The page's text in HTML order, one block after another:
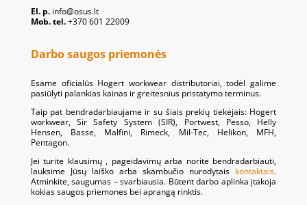
El. p.info@osus.lt
Mob. tel.+370 601 22009
Darbo saugos priemonės
Esame oficialūs Hogert workwear distributoriai, todėl galime
pasiūlyti palankias kainas ir greitesnius pristatymo terminus.
Taip pat bendradarbiaujame ir su šiais prekių tiekėjais: Hogert
workwear, Sir Safety System (SIR), Portwest, Pesso, Helly
Hensen, Basse, Malfini, Rimeck, Mil-Tec, Helikon, MFH,
Pentagon.
Jei turite klausimų , pageidavimų arba norite bendradarbiauti,
lauksime Jūsų laiško arba skambučio nurodytais kontaktais.
Atminkite, saugumas – svarbiausia. Būtent darbo aplinka įtakoja
kokias saugos priemones bei aprangą rinktis.